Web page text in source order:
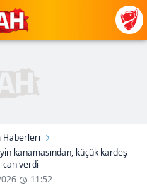
Haberleri
kanamasından, küçük kardeş
can verdi
11:52